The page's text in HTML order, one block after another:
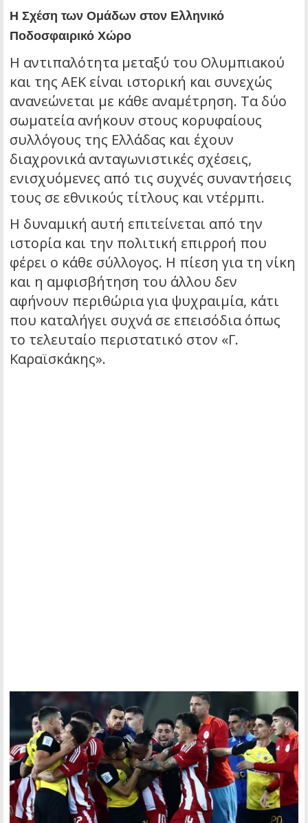
Η Σχέση των Ομάδων στον Ελληνικό
Ποδοσφαιρικό Χώρο
Η αντιπαλότητα μεταξύ του Ολυμπιακού
και της ΑΕΚ είναι ιστορική και συνεχώς
ανανεώνεται με κάθε αναμέτρηση. Τα δύο
σωματεία ανήκουν στους κορυφαίους
συλλόγους της Ελλάδας και έχουν
διαχρονικά ανταγωνιστικές σχέσεις,
ενισχυόμενες από τις συχνές συναντήσεις
τους σε εθνικούς τίτλους και ντέρμπι.
Η δυναμική αυτή επιτείνεται από την
ιστορία και την πολιτική επιρροή που
φέρει ο κάθε σύλλογος. Η πίεση για τη νίκη
και η αμφισβήτηση του άλλου δεν
αφήνουν περιθώρια για ψυχραιμία, κάτι
που καταλήγει συχνά σε επεισόδια όπως
το τελευταίο περιστατικό στον «Γ.
Καραϊσκάκης».